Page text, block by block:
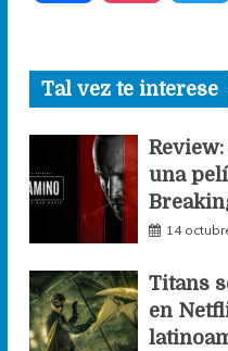
c
e
b
o
o
s
t
a
g
r
Tal vez te interese
una
14
Titans
en